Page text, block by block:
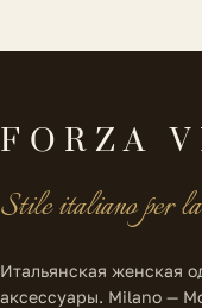
FORZA
Stile italiano per
Итальянская женская
аксессуары. Milano —